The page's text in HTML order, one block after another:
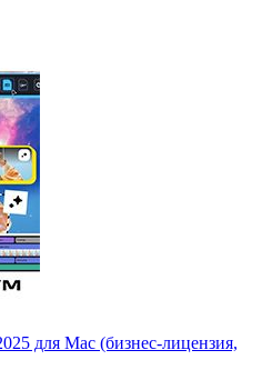
для Мас (бизнес-лицензия,